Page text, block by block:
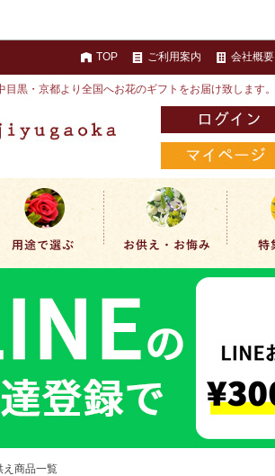
TOP ご利用案内 会社概要
黒・京都より全国へお花のギフトをお届け致します。
え商品一覧